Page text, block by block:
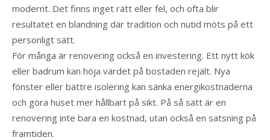
modernt. Det finns inget rätt eller fel, och ofta blir
resultatet en blandning där tradition och nutid möts på ett
personligt sätt.
För många är renovering också en investering. Ett nytt kök
eller badrum kan höja värdet på bostaden rejält. Nya
fönster eller bättre isolering kan sänka energikostnaderna
och göra huset mer hållbart på sikt. På så sätt är en
renovering inte bara en kostnad, utan också en satsning på
framtiden.